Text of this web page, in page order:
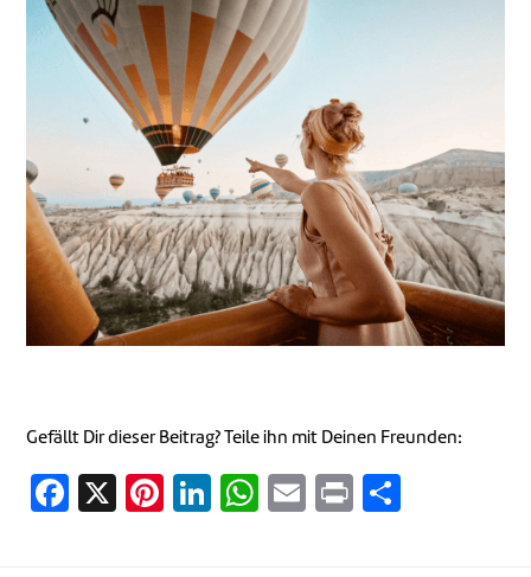
Gefällt Dir dieser Beitrag? Teile ihn mit Deinen Freunden:
Facebook
X Pinterest
LinkedIn
WhatsApp
EmailPrint